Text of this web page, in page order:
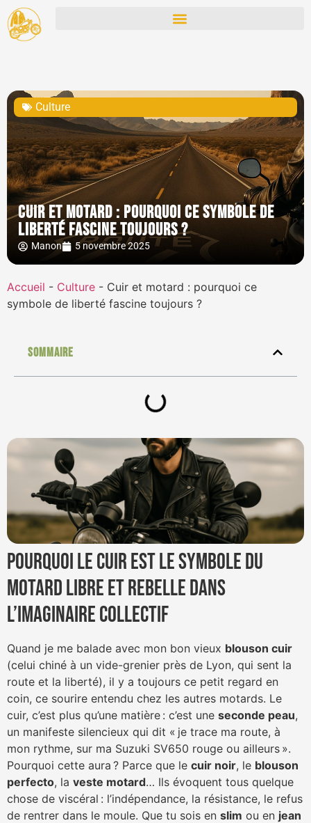
Culture
Cuir et motard : pourquoi ce symbole de
liberté fascine toujours ?
Manon 5 novembre 2025
Accueil - Culture - Cuir et motard : pourquoi ce
symbole de liberté fascine toujours ?
Sommaire
Pourquoi le cuir est le symbole du
motard libre et rebelle dans
l’imaginaire collectif
Quand je me balade avec mon bon vieux blouson cuir
(celui chiné à un vide-grenier près de Lyon, qui sent la
route et la liberté), il y a toujours ce petit regard en
coin, ce sourire entendu chez les autres motards. Le
cuir, c’est plus qu’une matière : c’est une seconde peau,
un manifeste silencieux qui dit « je trace ma route, à
mon rythme, sur ma Suzuki SV650 rouge ou ailleurs ».
Pourquoi cette aura ? Parce que le cuir noir, le blouson
perfecto, la veste motard… Ils évoquent tous quelque
chose de viscéral : l’indépendance, la résistance, le refus
de rentrer dans le moule. Que tu sois en slim ou en jean